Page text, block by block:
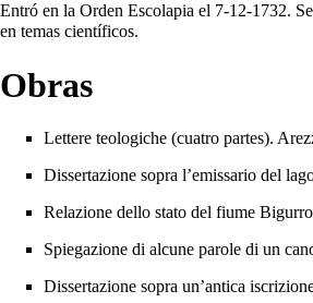
Entró en la Orden Escolapia el 7-12-1732.
en temas científicos.
Obras
Lettere teologiche (cuatro partes).
Dissertazione sopra l’emissario del
Relazione dello stato del fiume
Spiegazione di alcune parole di un
Dissertazione sopra un’antica